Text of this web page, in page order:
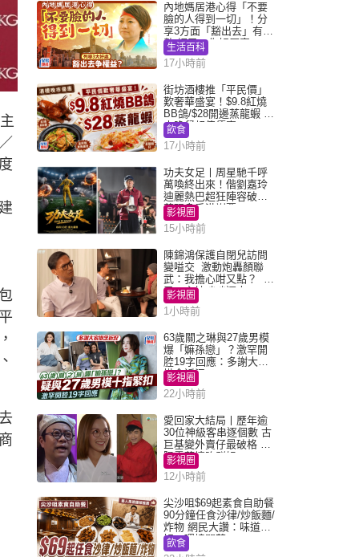
內地媽居港心得「不要
臉的人得到一切」！分
享3方面「豁出去」有著
數 網民：你好厲害
生活百科
17小時前
街坊酒樓推「平民價」
歎奢華盛宴！$9.8紅燒
BB鴿/$28開邊蒸龍蝦 3
大晚餐超值優惠
飲食
17小時前
功夫女足丨周星馳千呼
萬喚終出來！偕劉嘉玲
迪麗熱巴超狂陣容破天
荒現身香港謝票
影視圈
15小時前
陳錦鴻保護自閉兒訪問
變嗌交 激動炮轟顏聯
武：我擔心咁又點？ 網
民：主持咄咄逼人
影視圈
1小時前
63歲關之琳與27歲男模
爆「嫲孫戀」？激罕開
腔19字回應：多謝大家
掛念近況
影視圈
22小時前
愛回家大結局丨歷年逾
30位神級客串逐個數 古
巨基變外賣仔最破格 歐
陽震華情陷群姐
影視圈
12小時前
尖沙咀$69起素食自助餐
90分鐘任食沙律/炒飯麵/
炸物 網民大讚：味道
好，環境闊落
飲食